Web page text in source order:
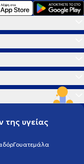
υγείας
Γουατεμάλα